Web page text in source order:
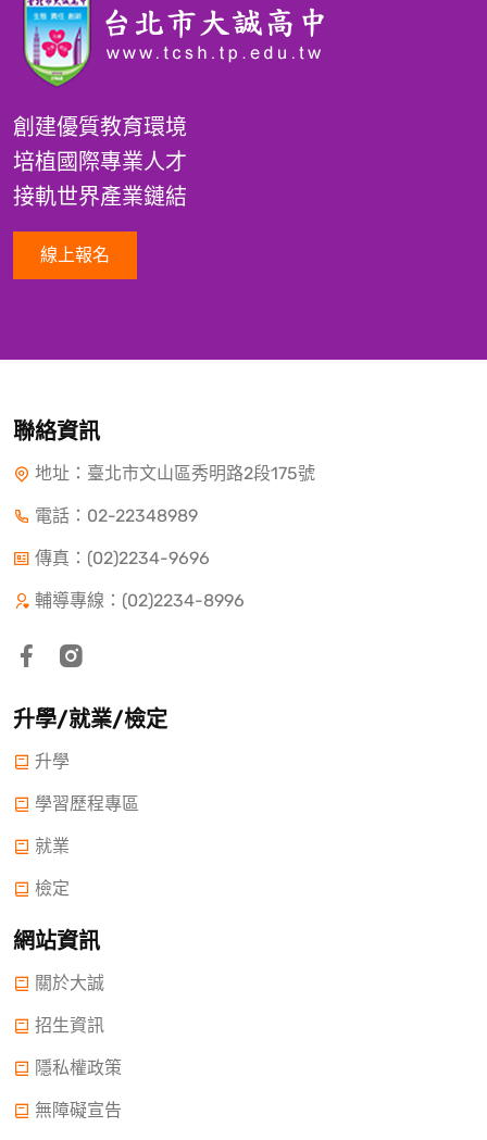
創建優質教育環境
培植國際專業人才
接軌世界產業鏈結
線上報名
聯絡資訊
地址：臺北市文山區秀明路2段175號
電話： 02-22348989
傳真：(02)2234-9696
輔導專線：(02)2234-8996
升學/就業/檢定
升學
學習歷程專區
就業
檢定
網站資訊
關於大誠
招生資訊
隱私權政策
無障礙宣告